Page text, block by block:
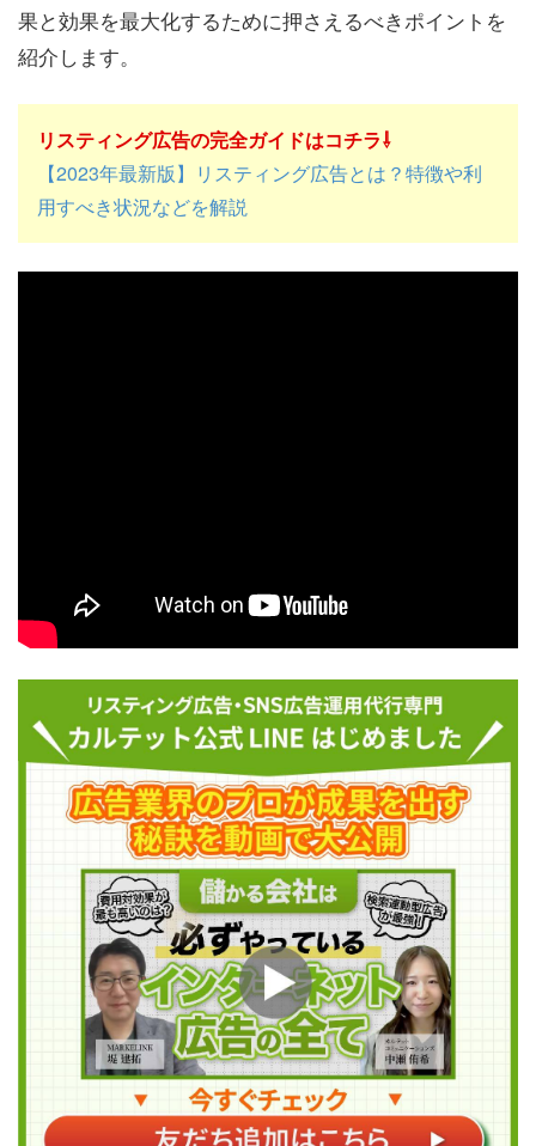
果と効果を最大化するために押さえるべきポイントを
紹介します。
リスティング広告の完全ガイドはコチラ⇩
【2023年最新版】リスティング広告とは？特徴や利
用すべき状況などを解説